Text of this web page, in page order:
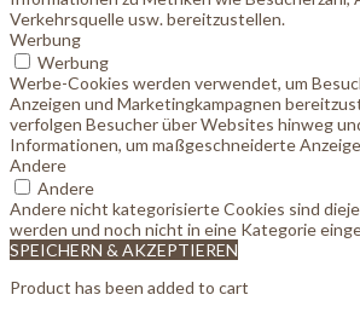
Verkehrsquelle usw. bereitzustellen.
Werbung
Werbung
Werbe-Cookies werden verwendet, um
Anzeigen und Marketingkampagnen
verfolgen Besucher über Websites hinweg
Informationen, um maßgeschneiderte
Andere
Andere
Andere nicht kategorisierte Cookies sind
werden und noch nicht in eine Kategorie
SPEICHERN & AKZEPTIEREN
Product has been added to cart